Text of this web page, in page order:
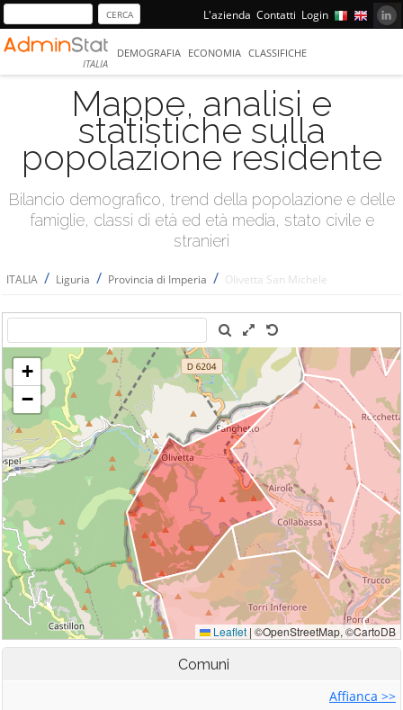
L'azienda Contatti Login
ITALIA
DEMOGRAFIA ECONOMIA CLASSIFICHE
Mappe, analisi e
statistiche sulla
popolazione residente
Bilancio demografico, trend della popolazione e delle
famiglie, classi di età ed età media, stato civile e
stranieri
ITALIA / Liguria / Provincia di Imperia / Olivetta San Michele
Comuni
Affianca >>